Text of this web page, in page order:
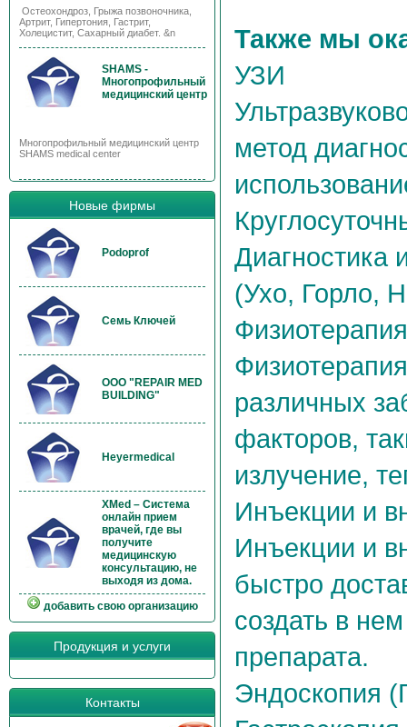
Остеохондроз, Грыжа позвоночника,
Артрит, Гипертония, Гастрит,
Холецистит, Сахарный диабет. &n
SHAMS -
Многопрофильный
медицинский центр
Многопрофильный медицинский центр
SHAMS medical center
Новые фирмы
Podoprof
Семь Ключей
OOO "REPAIR MED
BUILDING"
Heyermedical
XMed – Система
онлайн прием
врачей, где вы
получите
медицинскую
консультацию, не
выходя из дома.
добавить свою организацию
Продукция и услуги
Контакты
Также мы
УЗИ
метод
Диагностика
(Ухо, Горло,
Физиотерапия
различных
факторов,
излучение,
Инъекции и
Инъекции и
быстро
создать в
препарата.
Эндоскопия